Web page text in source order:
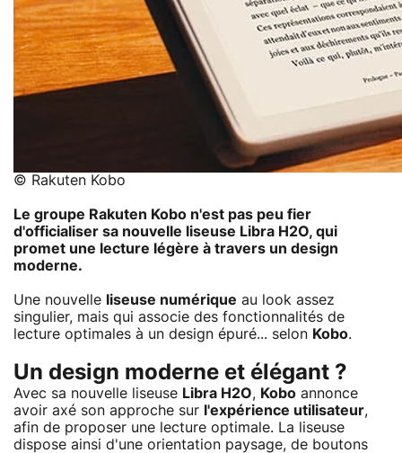
© Rakuten Kobo
Le groupe Rakuten Kobo n'est pas peu fier
d'officialiser sa nouvelle liseuse Libra H2O, qui
promet une lecture légère à travers un design
moderne.
Une nouvelle liseuse numérique au look assez
singulier, mais qui associe des fonctionnalités de
lecture optimales à un design épuré... selon Kobo.
Un design moderne et élégant ?
Avec sa nouvelle liseuse Libra H2O, Kobo annonce
avoir axé son approche sur l'expérience utilisateur,
afin de proposer une lecture optimale. La liseuse
dispose ainsi d'une orientation paysage, de boutons